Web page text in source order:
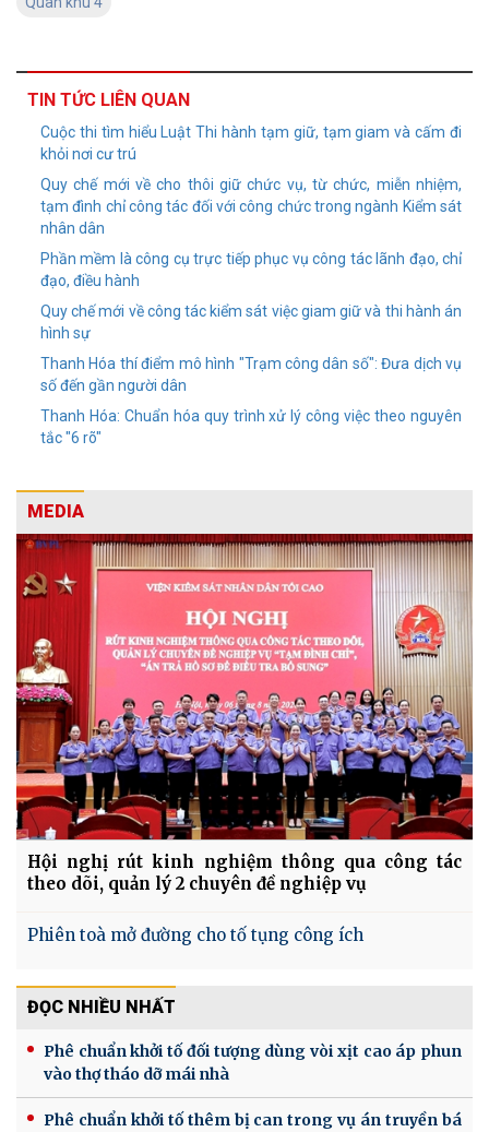
TIN TỨC LIÊN QUAN
Cuộc thi tìm hiểu Luật Thi hành tạm giữ, tạm giam và cấm đi
khỏi nơi cư trú
Quy chế mới về cho thôi giữ chức vụ, từ chức, miễn nhiệm,
tạm đình chỉ công tác đối với công chức trong ngành Kiểm sát
nhân dân
Phần mềm là công cụ trực tiếp phục vụ công tác lãnh đạo, chỉ
đạo, điều hành
Quy chế mới về công tác kiểm sát việc giam giữ và thi hành án
hình sự
Thanh Hóa thí điểm mô hình "Trạm công dân số": Đưa dịch vụ
số đến gần người dân
Thanh Hóa: Chuẩn hóa quy trình xử lý công việc theo nguyên
tắc "6 rõ"
MEDIA
Hội nghị rút kinh nghiệm thông qua công tác
theo dõi, quản lý 2 chuyên đề nghiệp vụ
Phiên toà mở đường cho tố tụng công ích
ĐỌC NHIỀU NHẤT
Phê chuẩn khởi tố đối tượng dùng vòi xịt cao áp phun
vào thợ tháo dỡ mái nhà
Phê chuẩn khởi tố thêm bị can trong vụ án truyền bá